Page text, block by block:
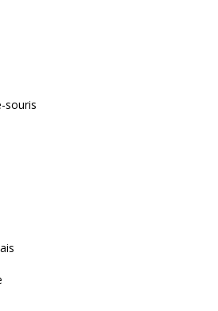
souris